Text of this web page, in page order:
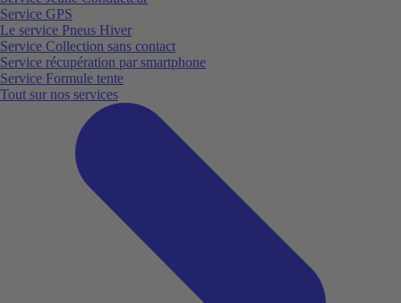
Service GPS
Le service Pneus Hiver
Service Collection sans contact
Service récupération par smartphone
Service Formule tente
Tout sur nos services